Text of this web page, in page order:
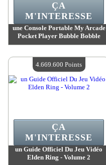
une Console Portable My Arcade
Pocket Player Bubble Bobble
Quantité Disponible :4
ÇA
M'INTERESSE
un Guide Officiel Du Jeu Vidéo
Elden Ring - Volume 2
ÇA
M'INTERESSE
4.669.600 Points